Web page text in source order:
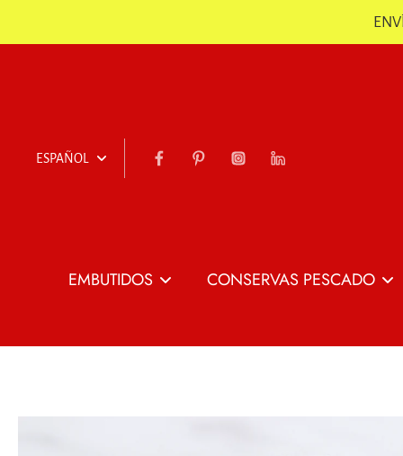
ESPAÑOL
EMBUTIDOS
CONSERVAS PESCADO
Pescado